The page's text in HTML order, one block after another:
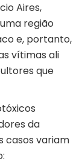
Aires,
região
e, portanto,
vítimas ali
que
da
casos variam